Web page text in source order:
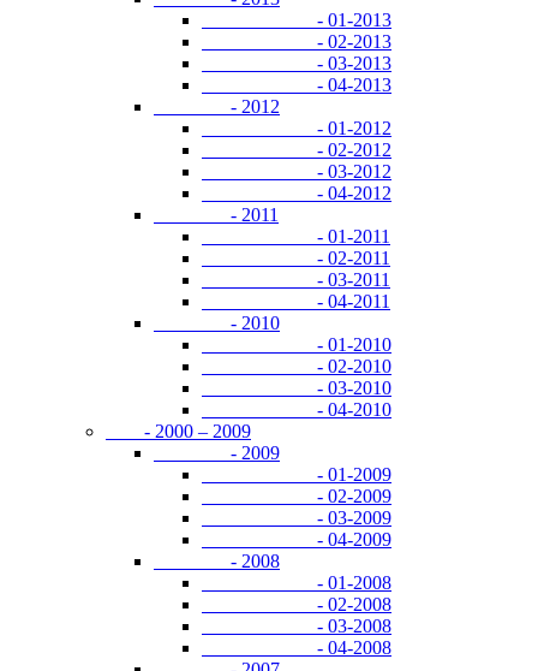
- 01-2013
- 02-2013
- 03-2013
- 04-2013
- 2012
- 01-2012
- 02-2012
- 03-2012
- 04-2012
- 2011
- 01-2011
- 02-2011
- 03-2011
- 04-2011
- 2010
- 01-2010
- 02-2010
- 03-2010
- 04-2010
- 2000 – 2009
- 2009
- 01-2009
- 02-2009
- 03-2009
- 04-2009
- 2008
- 01-2008
- 02-2008
- 03-2008
- 04-2008